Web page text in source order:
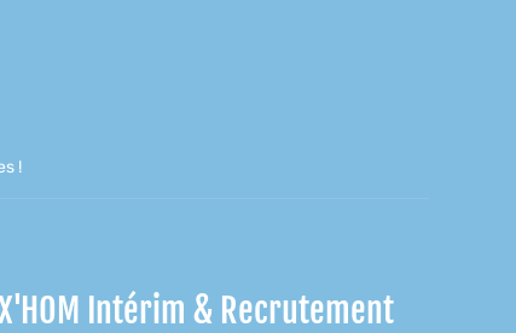
!
Intérim & Recrutement